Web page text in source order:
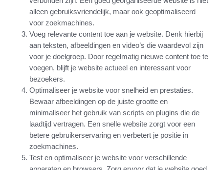
alleen gebruiksvriendelijk, maar ook geoptimaliseerd
voor zoekmachines.
Voeg relevante content toe aan je website. Denk hierbij
aan teksten, afbeeldingen en video’s die waardevol zijn
voor je doelgroep. Door regelmatig nieuwe content toe te
voegen, blijft je website actueel en interessant voor
bezoekers.
Optimaliseer je website voor snelheid en prestaties.
Bewaar afbeeldingen op de juiste grootte en
minimaliseer het gebruik van scripts en plugins die de
laadtijd vertragen. Een snelle website zorgt voor een
betere gebruikerservaring en verbetert je positie in
zoekmachines.
Test en optimaliseer je website voor verschillende